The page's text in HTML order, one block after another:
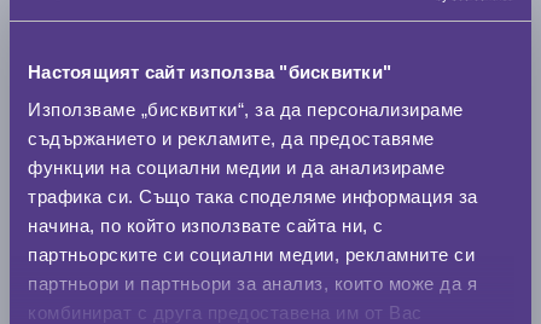
Настоящият сайт използва "бисквитки"
Използваме „бисквитки“, за да персонализираме
съдържанието и рекламите, да предоставяме
функции на социални медии и да анализираме
трафика си. Също така споделяме информация за
начина, по който използвате сайта ни, с
партньорските си социални медии, рекламните си
партньори и партньори за анализ, които може да я
комбинират с друга предоставена им от Вас
Нов размер
Стар размер